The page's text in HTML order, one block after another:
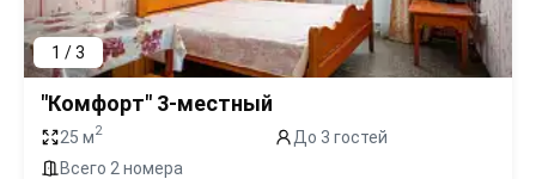
1 / 3
"Комфорт" 3-местный
25 м2
До 3 гостей
Всего 2 номера